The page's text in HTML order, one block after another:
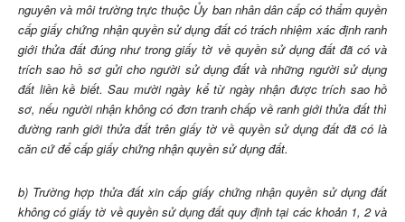
nguyên và môi trường trực thuộc Ủy ban nhân dân cấp có thẩm quyền
cấp giấy chứng nhận quyền sử dụng đất có trách nhiệm xác định ranh
giới thửa đất đúng như trong giấy tờ về quyền sử dụng đất đã có và
trích sao hồ sơ gửi cho người sử dụng đất và những người sử dụng
đất liền kề biết. Sau mười ngày kể từ ngày nhận được trích sao hồ
sơ, nếu người nhận không có đơn tranh chấp về ranh giới thửa đất thì
đường ranh giới thửa đất trên giấy tờ về quyền sử dụng đất đã có là
căn cứ để cấp giấy chứng nhận quyền sử dụng đất.
b) Trường hợp thửa đất xin cấp giấy chứng nhận quyền sử dụng đất
không có giấy tờ về quyền sử dụng đất quy định tại các khoản 1, 2 và